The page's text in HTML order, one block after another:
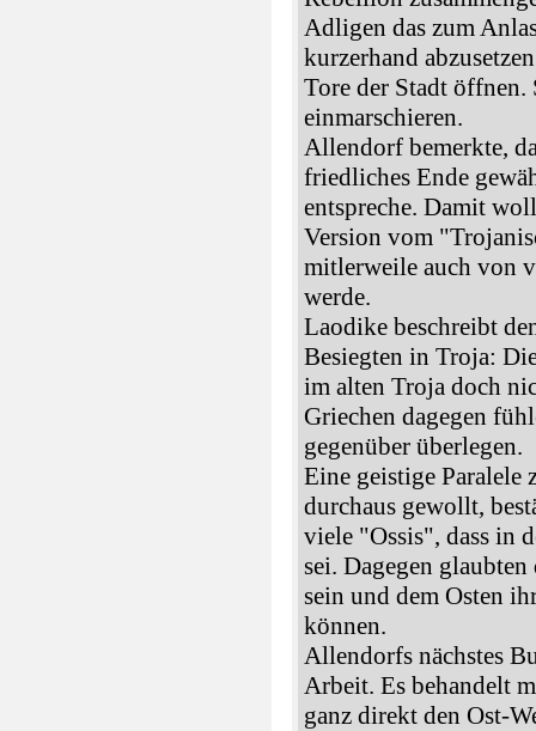
Adligen das zum
kurzerhand
Tore der Stadt
einmarschieren.
Allendorf bemerkte,
friedliches Ende
entspreche. Damit
Version vom
mitlerweile auch von
werde.
Laodike beschreibt
Besiegten in Troja:
im alten Troja doch
Griechen dagegen
gegenüber überlegen.
Eine geistige
durchaus gewollt,
viele "Ossis", dass in
sei. Dagegen glaubten
sein und dem Osten
können.
Allendorfs nächstes
Arbeit. Es behandelt
ganz direkt den Ost-